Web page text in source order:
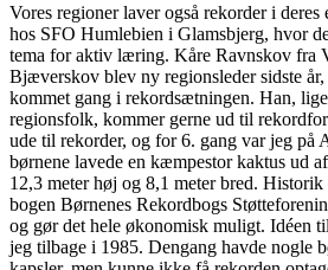
Vores regioner laver også rekorder i deres
hos SFO Humlebien i Glamsbjerg, hvor
tema for aktiv læring. Kåre Ravnskov fra
Bjæverskov blev ny regionsleder sidste år,
kommet gang i rekordsætningen. Han,
regionsfolk, kommer gerne ud til
ude til rekorder, og for 6. gang var jeg på
børnene lavede en kæmpestor kaktus ud
12,3 meter høj og 8,1 meter bred.
bogen Børnenes Rekordbogs
og gør det hele økonomisk muligt. Idéen
jeg tilbage i 1985. Dengang havde nogle